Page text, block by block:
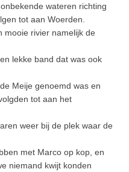
wateren richting
tot aan Woerden.
mooie rivier namelijk de
lekke band dat was ook
Meije genoemd was en
tot aan het
weer bij de plek waar de
met Marco op kop, en
niemand kwijt konden